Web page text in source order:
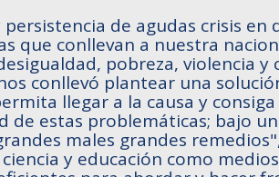
de agudas crisis en
que conllevan a nuestra
pobreza, violencia y
conllevó plantear una
llegar a la causa y
de estas problemáticas; bajo
males grandes
y educación como